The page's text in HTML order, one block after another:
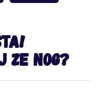
ze nog?